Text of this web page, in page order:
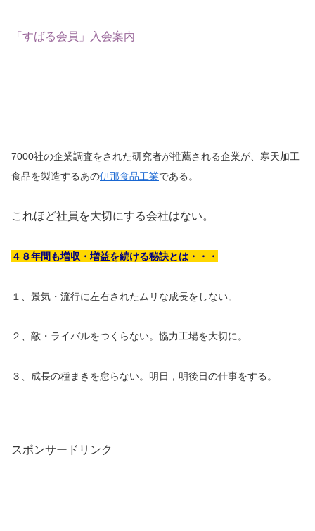
「すばる会員」入会案内
7000社の企業調査をされた研究者が推薦される企業が、寒天加工
食品を製造するあの伊那食品工業である。
これほど社員を大切にする会社はない。
４８年間も増収・増益を続ける秘訣とは・・・
１、景気・流行に左右されたムリな成長をしない。
２、敵・ライバルをつくらない。協力工場を大切に。
３、成長の種まきを怠らない。明日，明後日の仕事をする。
スポンサードリンク